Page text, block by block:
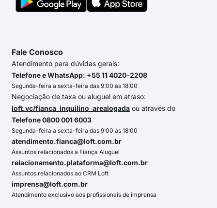
Fale Conosco
Atendimento para dúvidas gerais:
Telefone e WhatsApp: +55 11 4020-2208
Segunda-feira a sexta-feira das 9:00 às 18:00
Negociação de taxa ou aluguel em atraso:
loft.vc/fianca_inquilino_arealogada ou através do
Telefone 0800 001 6003
Segunda-feira a sexta-feira das 9:00 às 18:00
atendimento.fianca@loft.com.br
Assuntos relacionados a Fiança Aluguel
relacionamento.plataforma@loft.com.br
Assuntos relacionados ao CRM Loft
imprensa@loft.com.br
Atendimento exclusivo aos profissionais de imprensa